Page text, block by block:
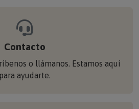
Contacto
o llámanos. Estamos aquí
para ayudarte.